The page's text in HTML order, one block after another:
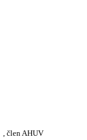
, člen AHUV